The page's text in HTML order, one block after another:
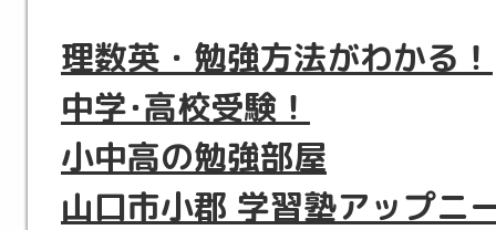
理数英・勉強方法がわかる！
中学･高校受験！
小中高の勉強部屋
山口市小郡 学習塾アップニ